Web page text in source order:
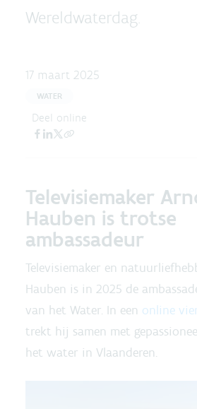
Wereldwaterdag.
17 maart 2025
WATER
Deel online
Televisiemaker
Hauben is trotse
ambassadeur
Televisiemaker en
Hauben is in 2025 de
van het Water. In een online
trekt hij samen met
het water in Vlaanderen.